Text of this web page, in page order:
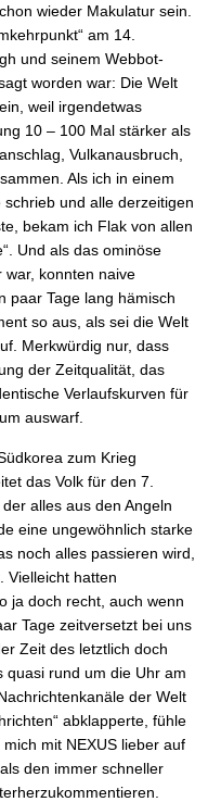
wieder Makulatur sein.
am 14.
und seinem Webbot-
worden war: Die Welt
weil irgendetwas
10 – 100 Mal stärker als
Vulkanausbruch,
Als ich in einem
und alle derzeitigen
bekam ich Flak von allen
Und als das ominöse
war, konnten naive
paar Tage lang hämisch
so aus, als sei die Welt
Merkwürdig nur, dass
der Zeitqualität, das
Verlaufskurven für
auswarf.
zum Krieg
das Volk für den 7.
alles aus den Angeln
eine ungewöhnlich starke
noch alles passieren wird,
Vielleicht hatten
ja doch recht, auch wenn
Tage zeitversetzt bei uns
Zeit des letztlich doch
quasi rund um die Uhr am
der Welt
abklapperte, fühle
mit NEXUS lieber auf
den immer schneller